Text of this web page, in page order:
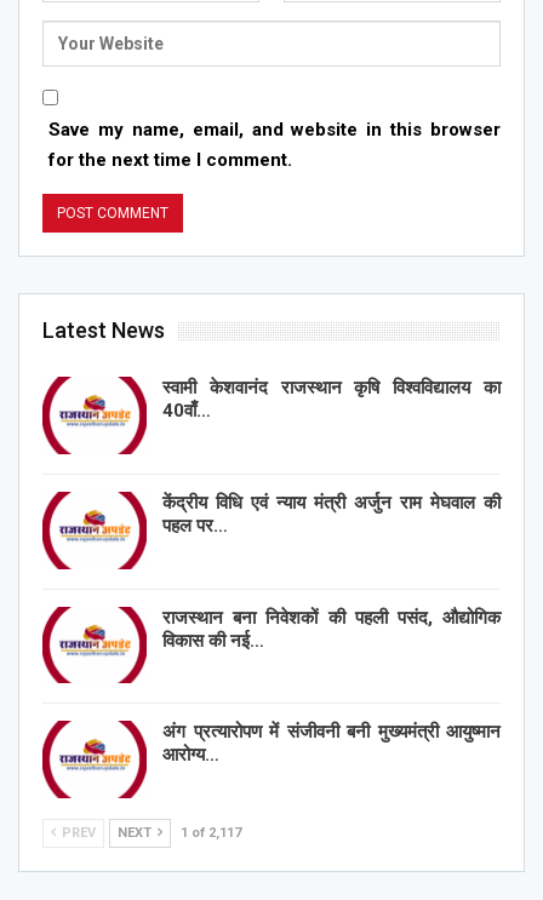
Save my name, email, and website in this browser
for the next time I comment.
Latest News
स्वामी केशवानंद राजस्थान कृषि विश्वविद्यालय का
40वाँ…
केंद्रीय विधि एवं न्याय मंत्री अर्जुन राम मेघवाल की
पहल पर…
राजस्थान बना निवेशकों की पहली पसंद, औद्योगिक
विकास की नई…
अंग प्रत्यारोपण में संजीवनी बनी मुख्यमंत्री आयुष्मान
आरोग्य…
PREV NEXT 1 of 2,117